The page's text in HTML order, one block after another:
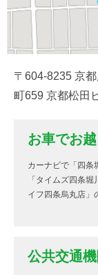
〒604-8235 京
町659 京都松田
お車でお
カーナビで「四条
「タイムズ四条
イフ四条烏丸店」
公共交通